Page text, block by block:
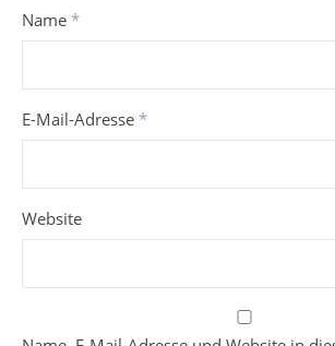
Name *
E-Mail-Adresse *
Website